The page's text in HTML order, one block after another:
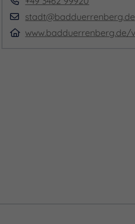
stadt@badduerrenberg.de